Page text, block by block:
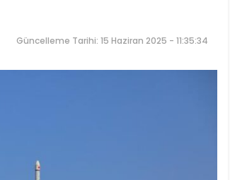
Güncelleme Tarihi: 15 Haziran 2025 - 11:35:34